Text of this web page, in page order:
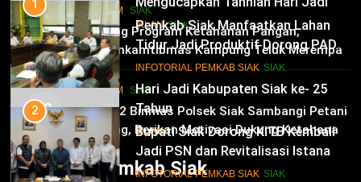
Kabupaten Siak Ke-25 Tahun
IKLAN SIAK
11
Hari Jadi Kabupaten Siak ke- 25
Tahun
IKLAN
12
02
HUKRIM SIAK
Dukung Program Ketahanan Pangan,
Bhabinkamtibmas Kampung Teluk Merempan
Tinjau Tanaman Jagung Waga
03
HUKRIM SIAK
Panit 2 Binmas Polsek Siak Sambangi Petani
Jagung, Berikan Motivasi Dukung Ketahanan
Pangan Nasional
Infotorial Pemkab Siak
1
Pemkab Siak Manfaatkan Lahan
Tidur Jadi Produktif Dorong PAD
dan Kesejahteraan Warga
INFOTORIAL PEMKAB SIAK SIAK
2
Bupati Siak Dorong KITB Kembali
Jadi PSN dan Revitalisasi Istana
Kesultanan Siak
INFOTORIAL PEMKAB SIAK SIAK